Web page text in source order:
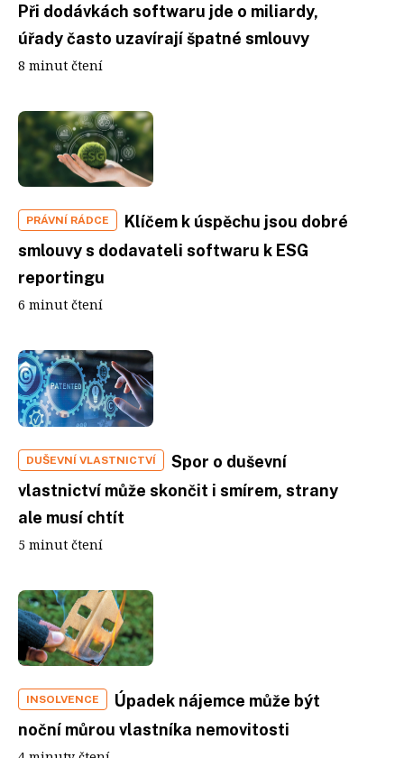
Při dodávkách softwaru jde o miliardy,
úřady často uzavírají špatné smlouvy
8 minut čtení
PRÁVNÍ RÁDCE
Klíčem k úspěchu jsou dobré
smlouvy s dodavateli softwaru k ESG
reportingu
6 minut čtení
DUŠEVNÍ VLASTNICTVÍ
Spor o duševní
vlastnictví může skončit i smírem, strany
ale musí chtít
5 minut čtení
INSOLVENCE
Úpadek nájemce může být
noční můrou vlastníka nemovitosti